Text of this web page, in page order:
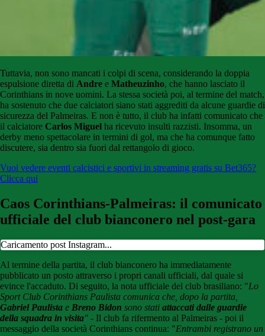
Tuttavia, non sono mancati i colpi di scena, considerando la doppia
espulsione diretta di Andre e Matheuzinho, che hanno lasciato il
Corinthians in nove uomini. La stessa società poi, al termine del match,
ha sostenuto che due calciatori siano stati aggrediti da alcune guardie di
sicurezza del Palmeiras. E non è tutto, il club ha infatti comunicato che
il calciatore Carlos Miguel ha ricevuto insulti razzisti. Insomma, un
derby meno spettacolare in termini di gol, ma che ha comunque fatto
discutere, sia dentro sia fuori dal rettangolo di gioco.
Vuoi vedere eventi calcistici e sportivi in streaming gratis su Bet365?
Clicca qui
Caos Corinthians-Palmeiras: il comunicato
ufficiale del club bianconero nel post-gara
Caricamento post Instagram...
Al termine della partita, il club bianconero ha immediatamente
pubblicato un posto attraverso i propri canali ufficiali, dal quale si
evince l'accaduto. Di seguito, la nota ufficiale del club brasiliano: "Lo
Sport Club Corinthians Paulista comunica che, dopo la partita,
Gabriel Paulista e Breno Bidon sono stati attaccati dalle guardie
della squadra in visita" - Il club fa rifermento al Palmeiras - poi il
messaggio della società Corinthians continua: "Entrambi registrano un